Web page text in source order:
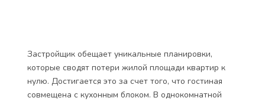
Застройщик обещает уникальные планировки,
которые сводят потери жилой площади квартир к
нулю. Достигается это за счет того, что гостиная
совмещена с кухонным блоком. В однокомнатной